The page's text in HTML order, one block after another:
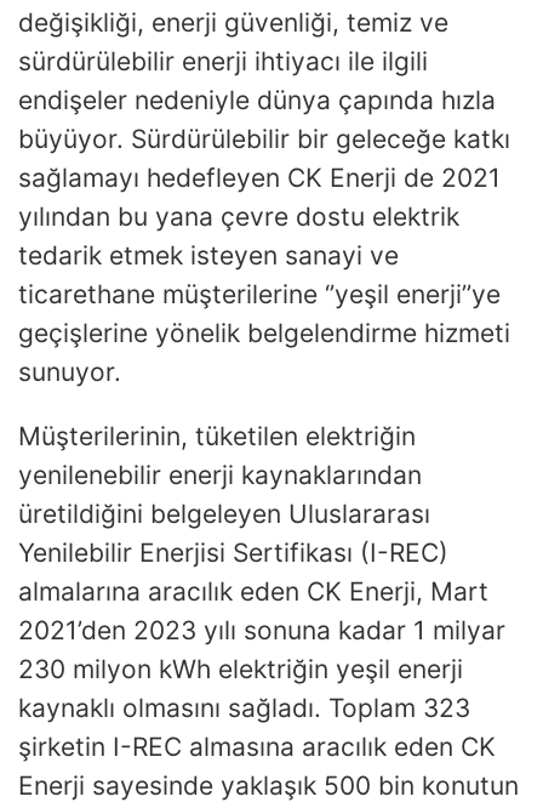
değişikliği, enerji güvenliği, temiz ve
sürdürülebilir enerji ihtiyacı ile ilgili
endişeler nedeniyle dünya çapında hızla
büyüyor. Sürdürülebilir bir geleceğe katkı
sağlamayı hedefleyen CK Enerji de 2021
yılından bu yana çevre dostu elektrik
tedarik etmek isteyen sanayi ve
ticarethane müşterilerine ‘’yeşil enerji’’ye
geçişlerine yönelik belgelendirme hizmeti
sunuyor.
Müşterilerinin, tüketilen elektriğin
yenilenebilir enerji kaynaklarından
üretildiğini belgeleyen Uluslararası
Yenilebilir Enerjisi Sertifikası (I-REC)
almalarına aracılık eden CK Enerji, Mart
2021’den 2023 yılı sonuna kadar 1 milyar
230 milyon kWh elektriğin yeşil enerji
kaynaklı olmasını sağladı. Toplam 323
şirketin I-REC almasına aracılık eden CK
Enerji sayesinde yaklaşık 500 bin konutun